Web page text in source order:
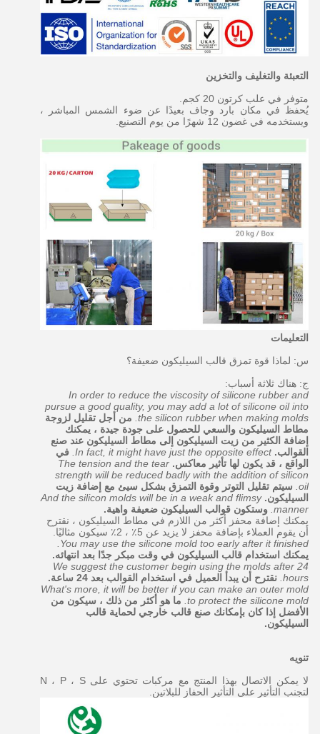
التعبئة والتغليف والتخزين
متوفر في علب كرتون 20 كجم.
يُحفظ في مكان بارد وجاف بعيدًا عن ضوء الشمس المباشر ،
ويستخدمه في غضون 12 شهرًا من يوم التصنيع.
التعليمات
س: لماذا قوة تمزق قالب السيليكون ضعيفة؟
ج: هناك ثلاثة أسباب:
In order to reduce the viscosity of silicone rubber and
pursue a good quality, you may add a lot of silicone oil into
the silicon rubber when making molds. من أجل تقليل لزوجة
مطاط السيليكون والسعي للحصول على جودة جيدة ، يمكنك
إضافة الكثير من زيت السيليكون إلى مطاط السيليكون عند صنع
القوالب. In fact, it might have just the opposite effect. في
الواقع ، قد يكون لها تأثير معاكس. The tension and the tear
strength will be reduced badly with the addition of silicon
oil. سيتم تقليل التوتر وقوة التمزق بشكل سيئ مع إضافة زيت
السيليكون. And the silicon molds will be in a weak and flimsy
manner. وستكون قوالب السيليكون ضعيفة واهية.
يمكنك إضافة محفز أكثر من اللازم في مطاط السيليكون ، نقترح
أن يقوم العملاء بإضافة محفز لا يزيد عن 5٪ ، 2٪ سيكون مثاليًا.
You may use the silicone mold too early after it finished.
يمكنك استخدام قالب السيليكون في وقت مبكر جدًا بعد انتهائه.
We suggest the customer begin using the molds after 24
hours. نقترح أن يبدأ العميل في استخدام القوالب بعد 24 ساعة.
What's more, it will be better if you can make an outer mold
to protect the silicone mold. ما هو أكثر من ذلك ، سيكون من
الأفضل إذا كان بإمكانك صنع قالب خارجي لحماية قالب
السيليكون.
تنويه
لا يمكن الاتصال بهذا المنتج مع مركبات تحتوي على N ، P ، S
لتجنب التأثير على التأثير الحفاز للبلاتين.